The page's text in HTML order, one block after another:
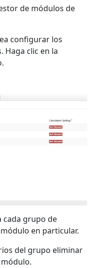
de módulos de
configurar los
Haga clic en la
cada grupo de
en particular.
del grupo eliminar